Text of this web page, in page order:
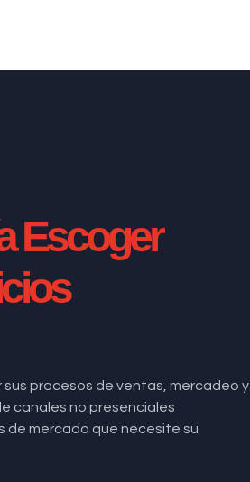
Escoger
procesos de ventas, mercadeo y
canales no presenciales
de mercado que necesite su